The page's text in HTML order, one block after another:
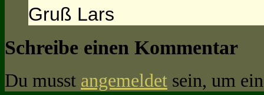
Gruß Lars
Schreibe einen Kommentar
Du musst angemeldet sein, um